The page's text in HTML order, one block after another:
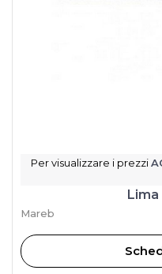
Per visualizzare i prezzi
Mareb